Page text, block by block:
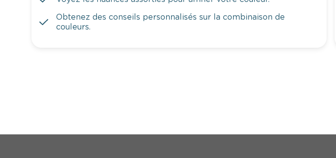
Obtenez des conseils personnalisés sur la combinaison de
couleurs.